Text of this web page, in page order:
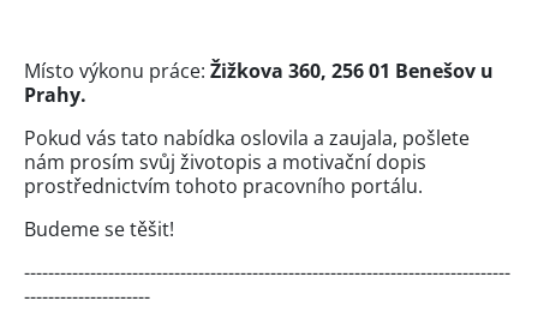
Místo výkonu práce: Žižkova 360, 256 01 Benešov u
Prahy.
Pokud vás tato nabídka oslovila a zaujala, pošlete
nám prosím svůj životopis a motivační dopis
prostřednictvím tohoto pracovního portálu.
Budeme se těšit!
---------------------------------------------------------------------------------
---------------------